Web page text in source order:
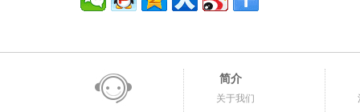
简介
关于我们